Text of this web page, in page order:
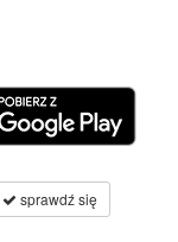
sprawdź się